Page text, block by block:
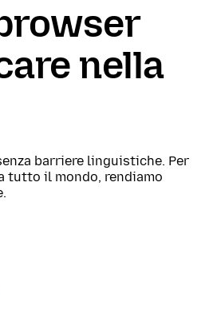
nella
barriere linguistiche. Per
tutto il mondo, rendiamo